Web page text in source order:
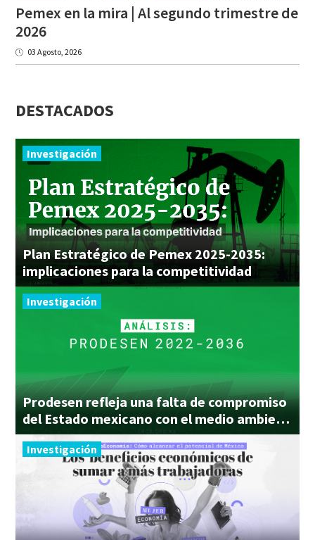
Pemex en la mira | Al segundo trimestre de
2026
03 Agosto, 2026
DESTACADOS
Investigación
Plan Estratégico de Pemex 2025-2035:
implicaciones para la competitividad
Investigación
Prodesen refleja una falta de compromiso
del Estado mexicano con el medio ambiente
Investigación